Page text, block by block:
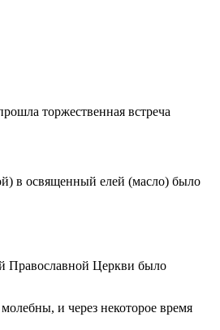
торжественная встреча
в освященный елей (масло) было
Православной Церкви было
и через некоторое время